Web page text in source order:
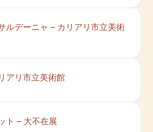
ルデーニャ – カリアリ市立美術
アリ市立美術館
ト – 大不在展